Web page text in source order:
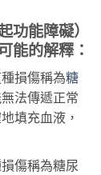
功能障礙）
能的解釋：
損傷稱為糖
法傳遞正常
填充血液，
傷稱為糖尿